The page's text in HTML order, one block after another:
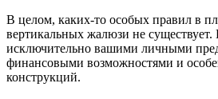
В целом, каких-то особых правил в
вертикальных жалюзи не существует.
исключительно вашими личными
финансовыми возможностями и
конструкций.